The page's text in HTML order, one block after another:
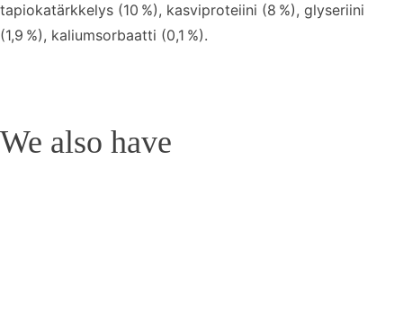
tapiokatärkkelys (10 %), kasviproteiini (8 %), glyseriini
(1,9 %), kaliumsorbaatti (0,1 %).
We also have